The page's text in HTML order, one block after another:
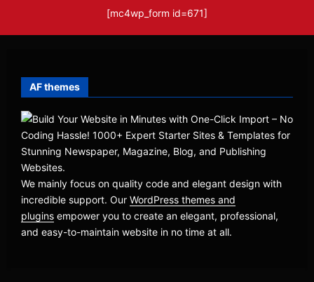
[mc4wp_form id=671]
AF themes
We mainly focus on quality code and elegant design with
incredible support. Our WordPress themes and
plugins empower you to create an elegant, professional,
and easy-to-maintain website in no time at all.